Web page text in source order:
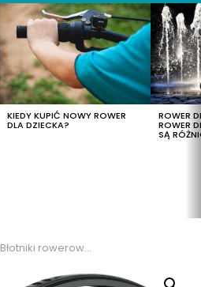
KIEDY KUPIĆ NOWY ROWER
DLA DZIECKA?
ROWER
ROWER
SĄ
Błotniki rowerowe sks velo 47 trekking 28″